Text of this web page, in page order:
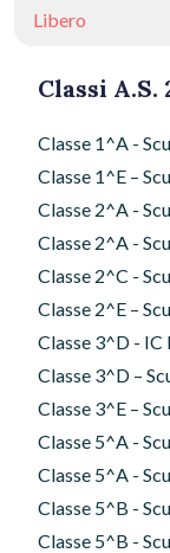
b
o n
Libero
Classi A.S.
Classe 1^A -
Classe 1^E –
Classe 2^A -
Classe 2^A -
Classe 2^C -
Classe 2^E –
Classe 3^D - IC
Classe 3^D –
Classe 3^E –
Classe 5^A -
Classe 5^A -
Classe 5^B -
Classe 5^B -